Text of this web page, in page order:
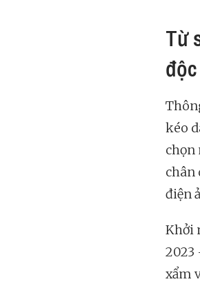
Từ
kéo
chọn
chân
điện
Khởi
2023
xẩm